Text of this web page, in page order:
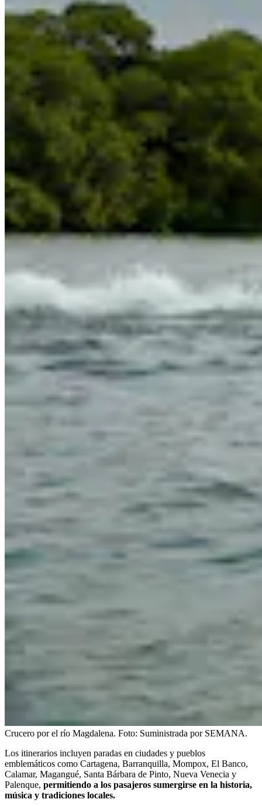
Crucero por el río Magdalena. Foto: Suministrada por SEMANA.
Los itinerarios incluyen paradas en ciudades y pueblos
emblemáticos como Cartagena, Barranquilla, Mompox, El Banco,
Calamar, Magangué, Santa Bárbara de Pinto, Nueva Venecia y
Palenque, permitiendo a los pasajeros sumergirse en la historia,
música y tradiciones locales.